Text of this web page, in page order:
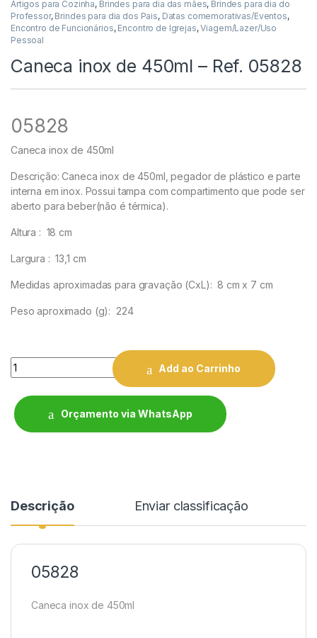
Artigos para Cozinha, Brindes para dia das mães, Brindes para dia do
Professor, Brindes para dia dos Pais, Datas comemorativas/Eventos,
Encontro de Funcionários, Encontro de Igrejas,Viagem/Lazer/Uso
Pessoal
Caneca inox de 450ml – Ref. 05828
05828
Caneca inox de 450ml
Descrição:Caneca inox de 450ml, pegador de plástico e parte
interna em inox. Possui tampa com compartimento que pode ser
aberto para beber(não é térmica).
Altura : 18 cm
Largura : 13,1 cm
Medidas aproximadas para gravação (CxL): 8 cm x 7 cm
Peso aproximado (g): 224
Quantity
Add ao Carrinho
Orçamento via WhatsApp
Descrição Enviar classificação
05828
Caneca inox de 450ml